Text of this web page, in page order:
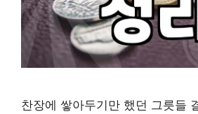
찬장에 쌓아두기만 했던 그릇들